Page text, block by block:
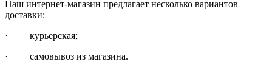
Наш интернет-магазин предлагает несколько вариантов
доставки:
· курьерская;
· самовывоз из магазина.